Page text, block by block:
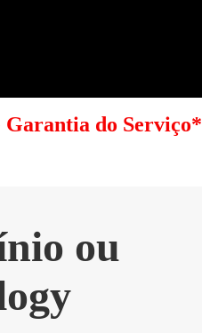
Garantia do Serviço*
ou